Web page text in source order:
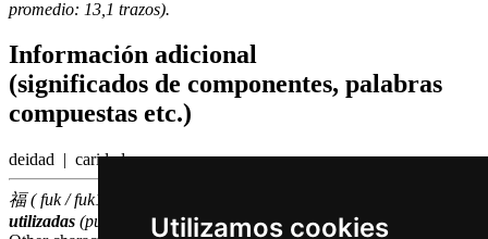
Utilizamos cookies
promedio: 13,1 trazos).
Información adicional
(significados de componentes, palabras
compuestas etc.)
deidad | caridad
福 ( fuk / fuk1 ) hace parte de las
utilizadas (puesto número689entre los caracteres individuales